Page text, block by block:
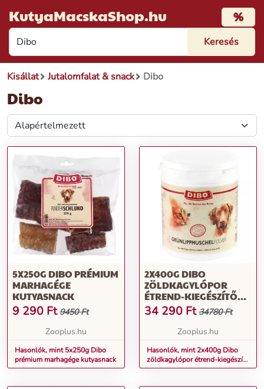
KutyaMacskaShop.hu %
Kisállat Jutalomfalat & snack Dibo
Dibo
5X250G DIBO PRÉMIUM
MARHAGÉGE
KUTYASNACK
9 290 Ft 9450 Ft
Zooplus.hu
Hasonlók, mint 5x250g Dibo
prémium marhagége kutyasnack
2X400G DIBO
ZÖLDKAGYLÓPOR
ÉTREND-KIEGÉSZÍTŐ
KUTYÁKNAK
34 290 Ft 34780 Ft
Zooplus.hu
Hasonlók, mint 2x400g Dibo
zöldkagylópor étrend-kiegészítő
kutyáknak